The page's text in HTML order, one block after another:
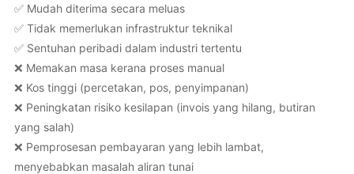
✅ Mudah diterima secara meluas
✅ Tidak memerlukan infrastruktur teknikal
✅ Sentuhan peribadi dalam industri tertentu
❌ Memakan masa kerana proses manual
❌ Kos tinggi (percetakan, pos, penyimpanan)
❌ Peningkatan risiko kesilapan (invois yang hilang, butiran
yang salah)
❌ Pemprosesan pembayaran yang lebih lambat,
menyebabkan masalah aliran tunai